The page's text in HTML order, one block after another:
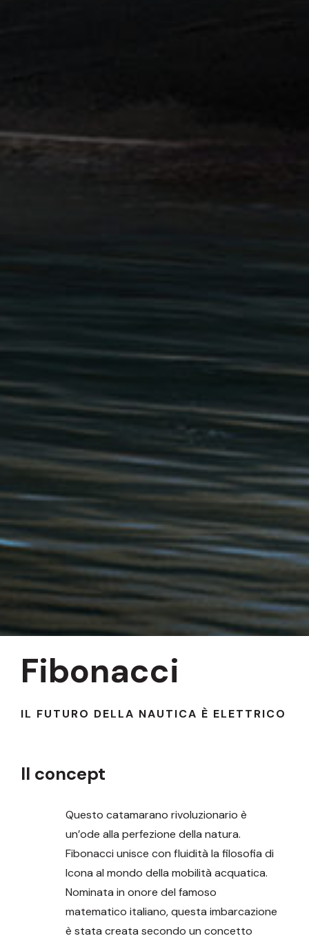
Fibonacci
IL FUTURO DELLA NAUTICA È ELETTRICO
Il concept
Questo catamarano rivoluzionario è
un’ode alla perfezione della natura.
Fibonacci unisce con fluidità la filosofia di
Icona al mondo della mobilità acquatica.
Nominata in onore del famoso
matematico italiano, questa imbarcazione
è stata creata secondo un concetto